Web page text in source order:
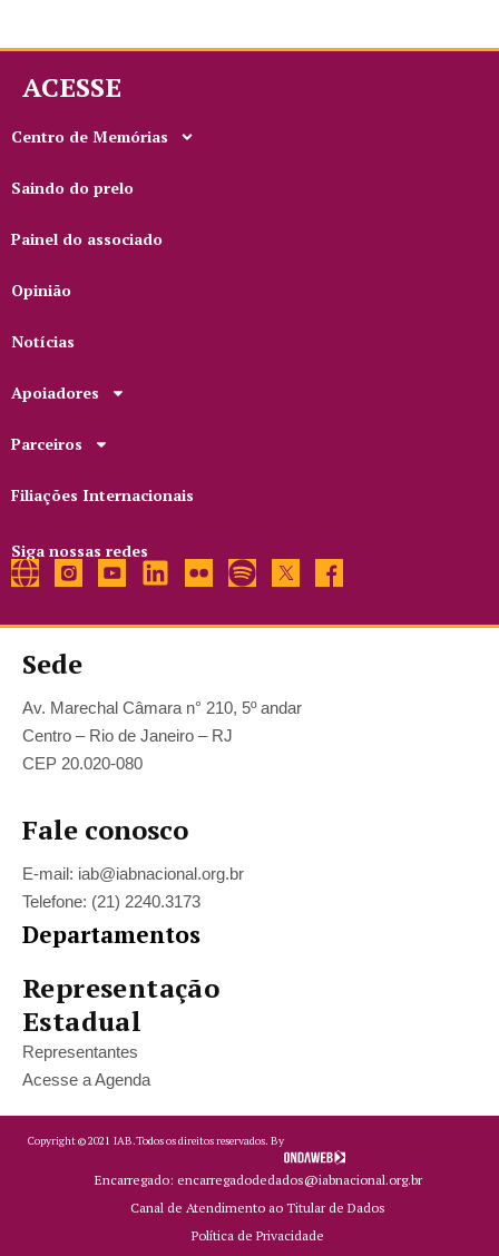
ACESSE
Centro de Memórias
Saindo do prelo
Painel do associado
Opinião
Notícias
Apoiadores
Parceiros
Filiações Internacionais
Siga nossas redes
Sede
Av. Marechal Câmara n° 210, 5º andar
Centro – Rio de Janeiro – RJ
CEP 20.020-080
Fale conosco
E-mail: iab@iabnacional.org.br
Telefone: (21) 2240.3173
Departamentos
Representação
Estadual
Representantes
Acesse a Agenda
Copyright ©2021 IAB.Todos os direitos reservados. By
Encarregado: encarregadodedados@iabnacional.org.br
Canal de Atendimento ao Titular de Dados
Política de Privacidade